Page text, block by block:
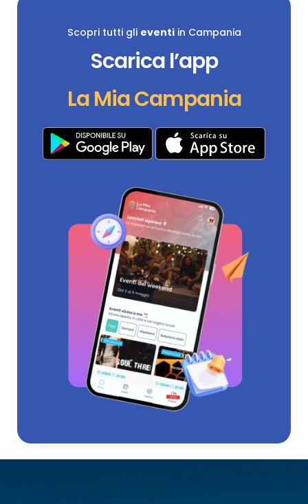
Scopri tutti gli eventiin Campania
Scarica l’app
La Mia Campania